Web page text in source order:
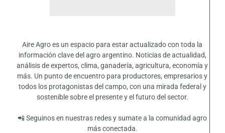
Aire Agro es un espacio para estar actualizado con toda la
información clave del agro argentino. Noticias de actualidad,
análisis de expertos, clima, ganadería, agricultura, economía y
más. Un punto de encuentro para productores, empresarios y
todos los protagonistas del campo, con una mirada federal y
sostenible sobre el presente y el futuro del sector.
📲 Seguinos en nuestras redes y sumate a la comunidad agro
más conectada.